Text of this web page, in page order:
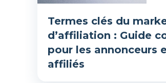
Termes clés du
d’affiliation : Guide
pour les annonceurs
affiliés